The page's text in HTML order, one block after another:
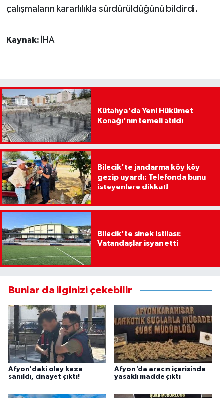
çalışmaların kararlılıkla sürdürüldüğünü bildirdi.
Kaynak: İHA
Kütahya'da Yeni Hükümet
Konağı'nın temeli atıldı
Bilecik'te jandarma köy köy
gezip uyardı: Telefonda bunu
isteyenlere dikkat!
Bilecik'te sinek istilası:
Vatandaşlar isyan etti
Bunlar da ilginizi çekebilir
Afyon'daki olay kaza
sanıldı, cinayet çıktı!
Afyon'da aracın içerisinde
yasaklı madde çıktı